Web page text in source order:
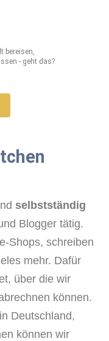
bereisen,
- geht das?
selbstständig
Blogger tätig.
Shops, schreiben
mehr. Dafür
über die wir
können.
Deutschland,
können wir